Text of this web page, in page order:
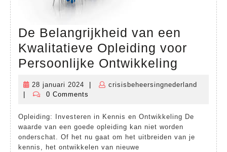
De Belangrijkheid van een
Kwalitatieve Opleiding voor
Persoonlijke Ontwikkeling
28 januari 2024
28
januari
crisisbeheersingnederland
0 Comments
Opleiding: Investeren in Kennis en Ontwikkeling De
waarde van een goede opleiding kan niet worden
onderschat. Of het nu gaat om het uitbreiden van je
kennis, het ontwikkelen van nieuwe